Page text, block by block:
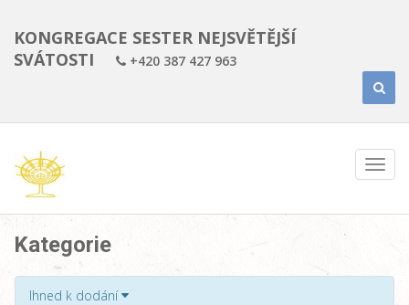
KONGREGACE SESTER NEJSVĚTĚJŠÍ
SVÁTOSTI
+420 387 427 963
Kategorie
Ihned k dodání